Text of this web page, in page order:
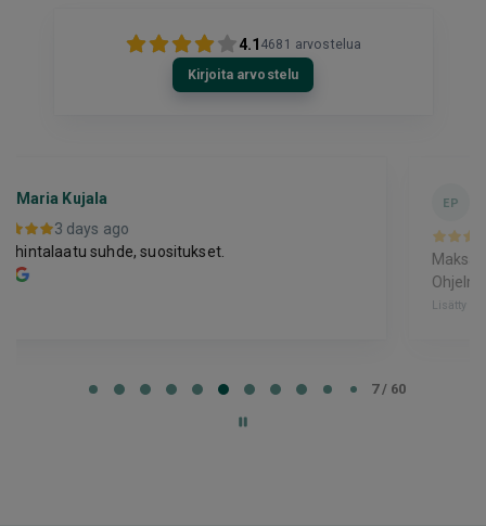
4.1 4681 arvostelua
Kirjoita arvostelu
EP
Eija Paukkuri
3 days ago
Maksaminen tökki ja siinä alennuksen saaminen.
7 / 60